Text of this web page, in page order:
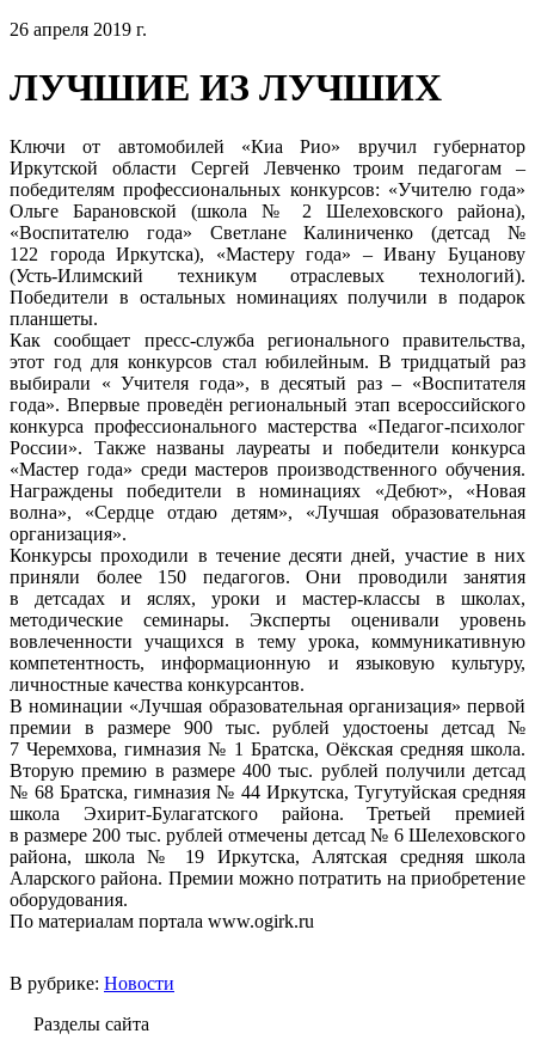
26 апреля 2019 г.
ЛУЧШИЕ ИЗ ЛУЧШИХ
Ключи от автомобилей «Киа Рио» вручил губернатор
Иркутской области Сергей Левченко троим педагогам –
победителям профессиональных конкурсов: «Учителю года»
Ольге Барановской (школа № 2 Шелеховского района),
«Воспитателю года» Светлане Калиниченко (детсад №
122 города Иркутска), «Мастеру года» – Ивану Буцанову
(Усть-Илимский техникум отраслевых технологий).
Победители в остальных номинациях получили в подарок
планшеты.
Как сообщает пресс-служба регионального правительства,
этот год для конкурсов стал юбилейным. В тридцатый раз
выбирали « Учителя года», в десятый раз – «Воспитателя
года». Впервые проведён региональный этап всероссийского
конкурса профессионального мастерства «Педагог-психолог
России». Также названы лауреаты и победители конкурса
«Мастер года» среди мастеров производственного обучения.
Награждены победители в номинациях «Дебют», «Новая
волна», «Сердце отдаю детям», «Лучшая образовательная
организация».
Конкурсы проходили в течение десяти дней, участие в них
приняли более 150 педагогов. Они проводили занятия
в детсадах и яслях, уроки и мастер-классы в школах,
методические семинары. Эксперты оценивали уровень
вовлеченности учащихся в тему урока, коммуникативную
компетентность, информационную и языковую культуру,
личностные качества конкурсантов.
В номинации «Лучшая образовательная организация» первой
премии в размере 900 тыс. рублей удостоены детсад №
7 Черемхова, гимназия № 1 Братска, Оёкская средняя школа.
Вторую премию в размере 400 тыс. рублей получили детсад
№ 68 Братска, гимназия № 44 Иркутска, Тугутуйская средняя
школа Эхирит-Булагатского района. Третьей премией
в размере 200 тыс. рублей отмечены детсад № 6 Шелеховского
района, школа № 19 Иркутска, Алятская средняя школа
Аларского района. Премии можно потратить на приобретение
оборудования.
По материалам портала www.ogirk.ru
В рубрике: Новости
Разделы сайта